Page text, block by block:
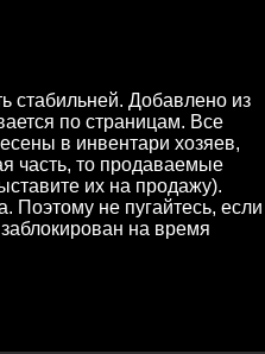
стабильней. Добавлено из
по страницам. Все
в инвентари хозяев,
часть, то продаваемые
их на продажу).
Поэтому не пугайтесь, если
на время